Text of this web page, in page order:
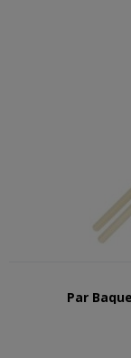
Par